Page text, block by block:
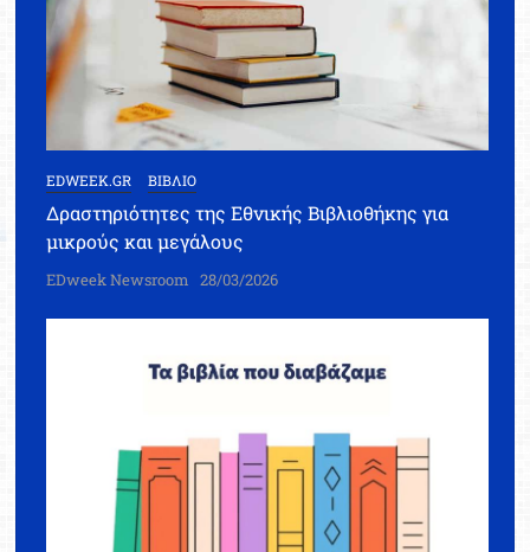
EDWEEK.GR ΒΙΒΛΙΟ
Δραστηριότητες της Εθνικής Βιβλιοθήκης για
μικρούς και μεγάλους
EDweek Newsroom 28/03/2026